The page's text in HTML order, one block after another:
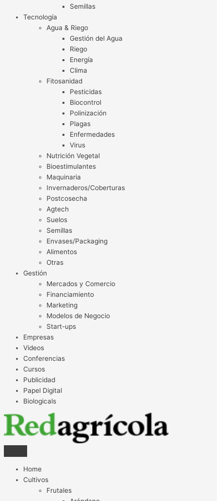
Semillas
Tecnología
Agua & Riego
Gestión del Agua
Riego
Energía
Clima
Fitosanidad
Pesticidas
Biocontrol
Polinización
Plagas
Enfermedades
Virus
Nutrición Vegetal
Bioestimulantes
Maquinaria
Invernaderos/Coberturas
Postcosecha
Agtech
Suelos
Semillas
Envases/Packaging
Alimentos
Otras
Gestión
Mercados y Comercio
Financiamiento
Marketing
Modelos de Negocio
Start-ups
Empresas
Videos
Conferencias
Cursos
Publicidad
Papel Digital
Biologicals
Home
Cultivos
Frutales